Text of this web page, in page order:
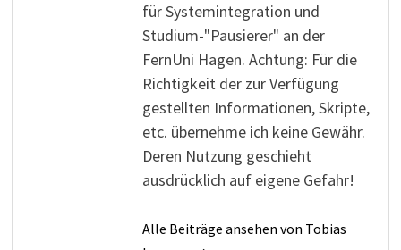
für Systemintegration und
Studium-"Pausierer" an der
FernUni Hagen. Achtung: Für die
Richtigkeit der zur Verfügung
gestellten Informationen, Skripte,
etc. übernehme ich keine Gewähr.
Deren Nutzung geschieht
ausdrücklich auf eigene Gefahr!
Alle Beiträge ansehen von Tobias